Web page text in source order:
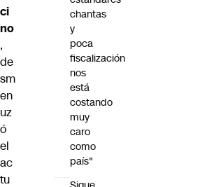
ci
no
,
de
sm
en
uz
ó
el
ac
tu
chantas
y
poca
fiscalización
nos
está
costando
muy
caro
como
país"